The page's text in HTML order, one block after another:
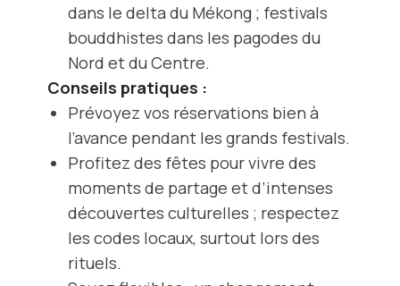
dans le delta du Mékong ; festivals
bouddhistes dans les pagodes du
Nord et du Centre.
Conseils pratiques :
Prévoyez vos réservations bien à
l’avance pendant les grands festivals.
Profitez des fêtes pour vivre des
moments de partage et d’intenses
découvertes culturelles ; respectez
les codes locaux, surtout lors des
rituels.